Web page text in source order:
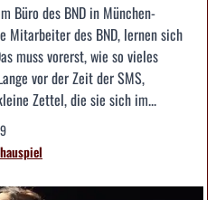
Büro des BND in München-
Mitarbeiter des BND, lernen sich
muss vorerst, wie so vieles
vor der Zeit der SMS,
Zettel, die sie sich im...